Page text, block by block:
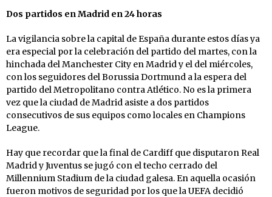
Dos partidos en Madrid en 24 horas
La vigilancia sobre la capital de España durante estos días ya
era especial por la celebración del partido del martes, con la
hinchada del Manchester City en Madrid y el del miércoles,
con los seguidores del Borussia Dortmund a la espera del
partido del Metropolitano contra Atlético. No es la primera
vez que la ciudad de Madrid asiste a dos partidos
consecutivos de sus equipos como locales en Champions
League.
Hay que recordar que la final de Cardiff que disputaron Real
Madrid y Juventus se jugó con el techo cerrado del
Millennium Stadium de la ciudad galesa. En aquella ocasión
fueron motivos de seguridad por los que la UEFA decidió